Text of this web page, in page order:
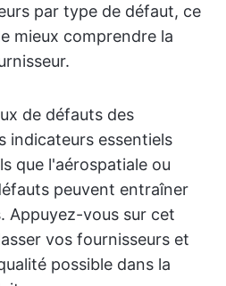
par type de défaut, ce
mieux comprendre la
de défauts des
indicateurs essentiels
que l'aérospatiale ou
peuvent entraîner
Appuyez-vous sur cet
vos fournisseurs et
possible dans la